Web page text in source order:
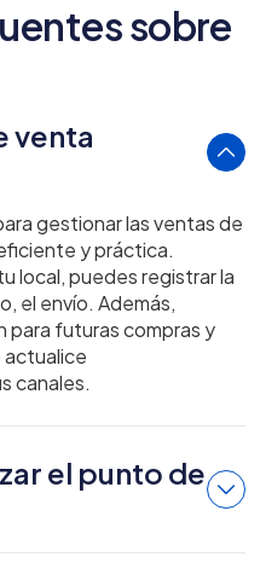
sobre
venta
gestionar las ventas de
y práctica.
local, puedes registrar la
el envío. Además,
para futuras compras y
canales.
el punto de